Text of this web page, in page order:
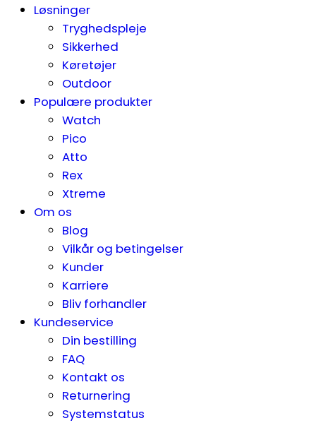
Løsninger
Tryghedspleje
Sikkerhed
Køretøjer
Outdoor
Populære produkter
Watch
Pico
Atto
Rex
Xtreme
Om os
Blog
Vilkår og betingelser
Kunder
Karriere
Bliv forhandler
Kundeservice
Din bestilling
FAQ
Kontakt os
Returnering
Systemstatus